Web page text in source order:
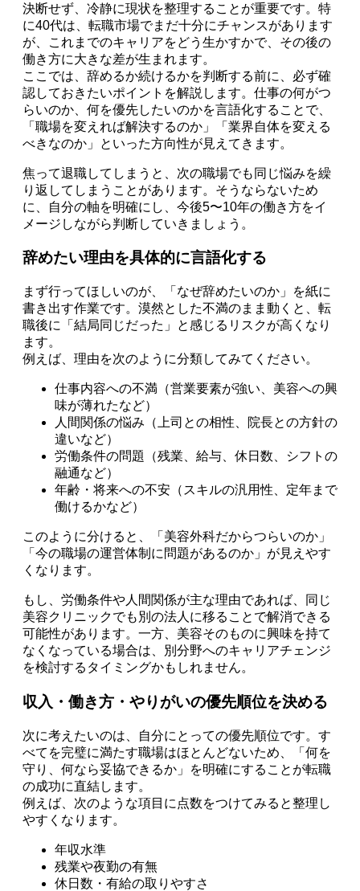
決断せず、冷静に現状を整理することが重要です。特
に40代は、転職市場でまだ十分にチャンスがあります
が、これまでのキャリアをどう生かすかで、その後の
働き方に大きな差が生まれます。
ここでは、辞めるか続けるかを判断する前に、必ず確
認しておきたいポイントを解説します。仕事の何がつ
らいのか、何を優先したいのかを言語化することで、
「職場を変えれば解決するのか」「業界自体を変える
べきなのか」といった方向性が見えてきます。
焦って退職してしまうと、次の職場でも同じ悩みを繰
り返してしまうことがあります。そうならないため
に、自分の軸を明確にし、今後5〜10年の働き方をイ
メージしながら判断していきましょう。
辞めたい理由を具体的に言語化する
まず行ってほしいのが、「なぜ辞めたいのか」を紙に
書き出す作業です。漠然とした不満のまま動くと、転
職後に「結局同じだった」と感じるリスクが高くなり
ます。
例えば、理由を次のように分類してみてください。
仕事内容への不満（営業要素が強い、美容への興
味が薄れたなど）
人間関係の悩み（上司との相性、院長との方針の
違いなど）
労働条件の問題（残業、給与、休日数、シフトの
融通など）
年齢・将来への不安（スキルの汎用性、定年まで
働けるかなど）
このように分けると、「美容外科だからつらいのか」
「今の職場の運営体制に問題があるのか」が見えやす
くなります。
もし、労働条件や人間関係が主な理由であれば、同じ
美容クリニックでも別の法人に移ることで解消できる
可能性があります。一方、美容そのものに興味を持て
なくなっている場合は、別分野へのキャリアチェンジ
を検討するタイミングかもしれません。
収入・働き方・やりがいの優先順位を決める
次に考えたいのは、自分にとっての優先順位です。す
べてを完璧に満たす職場はほとんどないため、「何を
守り、何なら妥協できるか」を明確にすることが転職
の成功に直結します。
例えば、次のような項目に点数をつけてみると整理し
やすくなります。
年収水準
残業や夜勤の有無
休日数・有給の取りやすさ